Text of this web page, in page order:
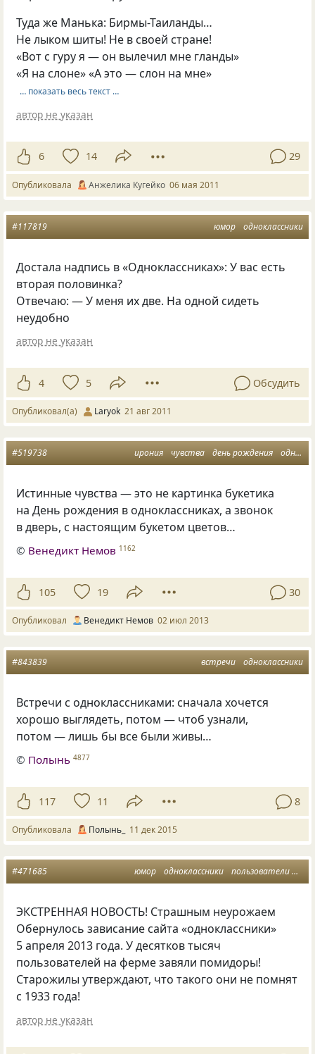
Туда же Манька: Бирмы-Таиланды…
Не лыком шиты! Не в своей стране!
«Вот с гуру я — он вылечил мне гланды»
«Я на слоне» «А это — слон на мне»
… показать весь текст …
автор не указан
6 14 29
Опубликовала Анжелика Кугейко 06 мая 2011
юмор одноклассники
#117819
Достала надпись в «Одноклассниках»: У вас есть
вторая половинка?
Отвечаю: — У меня их две. На одной сидеть
неудобно
автор не указан
4 5 Обсудить
Опубликовал(а) Laryok 21 авг 2011
ирония чувства день рождения одноклассники
#519738
Истинные чувства — это не картинка букетика
на День рождения в одноклассниках, а звонок
в дверь, с настоящим букетом цветов…
© Венедикт Немов 1162
105 19 30
Опубликовал Венедикт Немов 02 июл 2013
встречи одноклассники
#843839
Встречи с одноклассниками: сначала хочется
хорошо выглядеть, потом — чтоб узнали,
потом — лишь бы все были живы…
© Полынь 4877
117 11 8
Опубликовала Полынь_ 11 дек 2015
юмор одноклассники пользователи
#471685
ЭКСТРЕННАЯ НОВОСТЬ! Страшным неурожаем
Обернулось зависание сайта «одноклассники»
5 апреля 2013 года. У десятков тысяч
пользователей на ферме завяли помидоры!
Старожилы утверждают, что такого они не помнят
с 1933 года!
автор не указан